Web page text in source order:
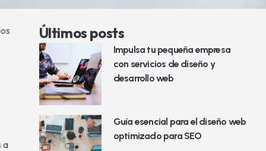
a
Últimos posts
Impulsa tu pequeña empresa
con servicios de diseño y
desarrollo web
Guía esencial para el diseño web
optimizado para SEO